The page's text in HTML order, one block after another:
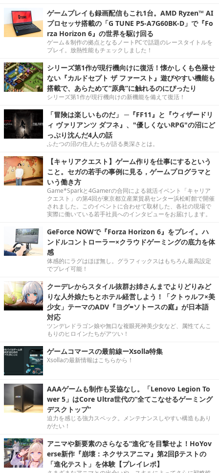
ゲームプレイも録画配信もこれ1台。AMD Ryzen™ AI
プロセッサ搭載の「G TUNE P5-A7G60BK-D」で『Fo
rza Horizon 6』の世界を駆け回る
ゲーム＆制作の拠点となるノートPCで話題のレースタイトルを
プレイ。放熱性能もチェックしました！
シリーズ第1作が現行機向けに復活！懐かしくも色褪せ
ない『カルドセプト ザ ファースト』遊びやすい機能も
搭載で、あらためて“原典”に触れるのにぴったり
シリーズ第1作が現行機向けの新機能を備えて復活！
「冒険は楽しいものだ」 ─『FF11』と『ウィザードリ
ィ ヴァリアンツ ダフネ』、"優しくないRPG"の沼にど
っぷり沈んだ4人の話
ふたつの沼の住人たちが語る奥深さとは。
【キャリアクエスト】ゲーム作りを仕事にするという
こと。セガの若手の事例に見る，ゲームプログラマと
いう働き方
Game*Sparkと4Gamerの合同による就活イベント「キャリア
クエスト」の第4回が東京都立産業貿易センター浜松町館で開催
されました。このイベントに合わせて取材した、各社の現場で
実際に働いている若手社員へのインタビューをお届けします。
GeForce NOWで『Forza Horizon 6』をプレイ。ハ
ンドルコントローラー×クラウドゲーミングの底力を体
感
体感的にラグはほぼ無し。グラフィックスはもちろん最高設定
でプレイ可能！
クーデレからスタイル抜群お姉さんまでよりどりみど
りな人外娘たちとホテル経営しよう！「クトゥルフ×美
少女」テーマのADV『ヨグ=ソトースの庭』が日本語
対応
ツンデレドラゴン娘や無口な複眼死神美少女など、属性てんこ
もりのヒロインたちがアツい！
ゲームコマースの最前線ーXsolla特集
Xsollaの最新情報はこちらから！
AAAゲームも制作も妥協なし。「Lenovo Legion To
wer 5」はCore Ultra世代の“全てこなせるゲーミング
デスクトップ”
迫力を感じる強力スペック。メンテナンスしやすい構造もあり
がたい！
アニマや新要素のさらなる“進化”を目撃せよ！HoYov
erse新作『崩壊：ネクサスアニマ』第2回βテストの
「進化テスト」を体験【プレイレポ】